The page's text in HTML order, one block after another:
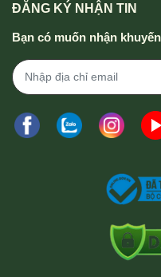
ĐĂNG KÝ NHẬN TIN
Bạn có muốn nhận